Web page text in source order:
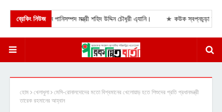
ব্রেকিং নিউজ
নেই বললেন পানিসম্পদ মন্ত্রী শহিদ উদ্দিন চৌধুরী এ্যানি। কউক স্বপ্নচূড়া আবাসিক
হোম খেলাধুলা মেসি-রোনালদোদের মতো বিশ্বমানের খেলোয়াড় হতে শিশুদের প্রতি প্রধানমন্ত্রী
তারেক রহমানের আহ্বান